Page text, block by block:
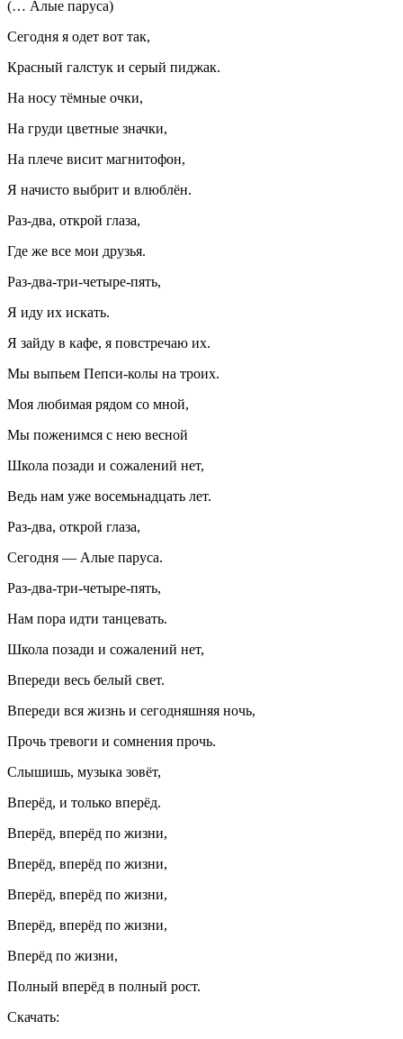
(… Алые паруса)
Сегодня я одет вот так,
Красный галстук и серый пиджак.
На носу тёмные очки,
На груди цветные значки,
На плече висит магнитофон,
Я начисто выбрит и влюблён.
Раз-два, открой глаза,
Где же все мои друзья.
Раз-два-три-четыре-пять,
Я иду их искать.
Я зайду в кафе, я повстречаю их.
Мы выпьем Пепси-колы на троих.
Моя любимая рядом со мной,
Мы поженимся с нею весной
Школа позади и сожалений нет,
Ведь нам уже восемьнадцать лет.
Раз-два, открой глаза,
Сегодня — Алые паруса.
Раз-два-три-четыре-пять,
Нам пора идти танцевать.
Школа позади и сожалений нет,
Впереди весь белый свет.
Впереди вся жизнь и сегодняшняя ночь,
Прочь тревоги и сомнения прочь.
Слышишь, музыка зовёт,
Вперёд, и только вперёд.
Вперёд, вперёд по жизни,
Вперёд, вперёд по жизни,
Вперёд, вперёд по жизни,
Вперёд, вперёд по жизни,
Вперёд по жизни,
Полный вперёд в полный рост.
Скачать: